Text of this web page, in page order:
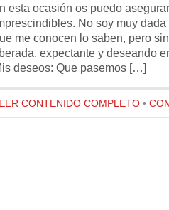
esta ocasión os puedo
No soy muy
me conocen lo saben, pero
expectante y deseando
deseos: Que pasemos […]
CONTENIDO COMPLETO •